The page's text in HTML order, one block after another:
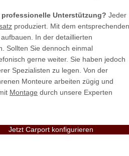
Unterstützung? Jeder
produziert. Mit dem entsprechenden
In der detaillierten
Sollten Sie dennoch einmal
gerne weiter. Sie haben jedoch
Spezialisten zu legen. Von der
Monteure arbeiten zügig und
Montage durch unsere Experten
Jetzt Carport konfigurieren